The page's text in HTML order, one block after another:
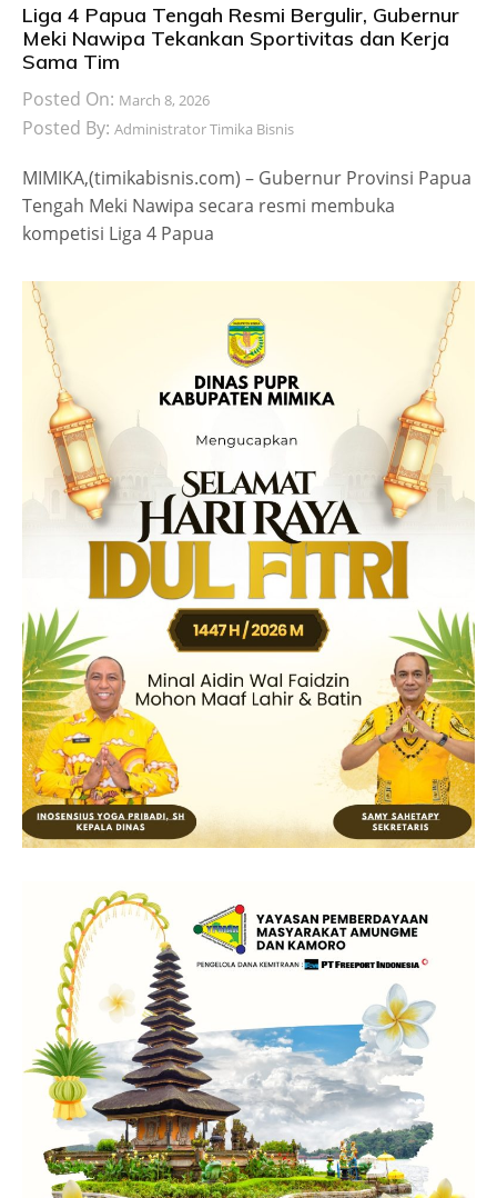
Liga 4 Papua Tengah Resmi Bergulir, Gubernur
Meki Nawipa Tekankan Sportivitas dan Kerja
Sama Tim
Posted On: March 8, 2026
Posted By: Administrator Timika Bisnis
MIMIKA,(timikabisnis.com) – Gubernur Provinsi Papua
Tengah Meki Nawipa secara resmi membuka
kompetisi Liga 4 Papua